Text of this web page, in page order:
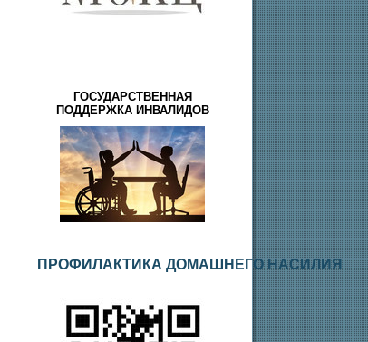
ГОСУДАРСТВЕННАЯ
ПОДДЕРЖКА ИНВАЛИДОВ
ПРОФИЛАКТИКА ДОМАШНЕГО НАСИЛИЯ